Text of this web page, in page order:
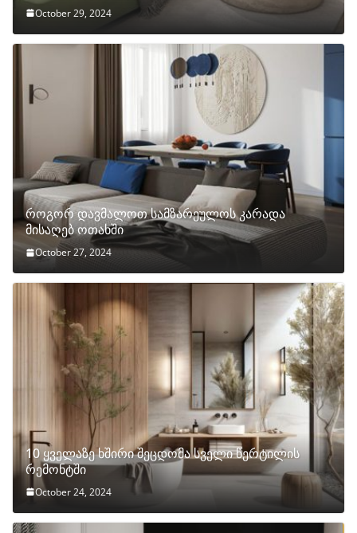
October 29, 2024
როგორ დავმალოთ სამზარეულოს კარადა
მისაღებ ოთახში
October 27, 2024
10 ყველაზე ხშირი შეცდომა სველი წერტილის
რემონტში
October 24, 2024